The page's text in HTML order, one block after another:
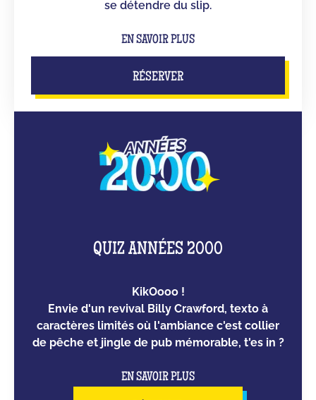
se détendre du slip.
EN SAVOIR PLUS
RÉSERVER
QUIZ ANNÉES 2000
KikOooo !
Envie d'un revival Billy Crawford, texto à
caractères limités où l'ambiance c'est collier
de pêche et jingle de pub mémorable, t'es in ?
EN SAVOIR PLUS